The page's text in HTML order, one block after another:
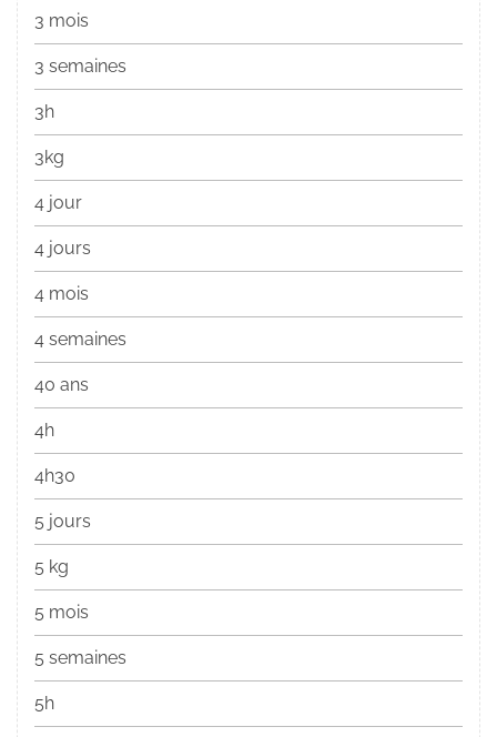
3 mois
3 semaines
3h
3kg
4 jour
4 jours
4 mois
4 semaines
40 ans
4h
4h30
5 jours
5 kg
5 mois
5 semaines
5h